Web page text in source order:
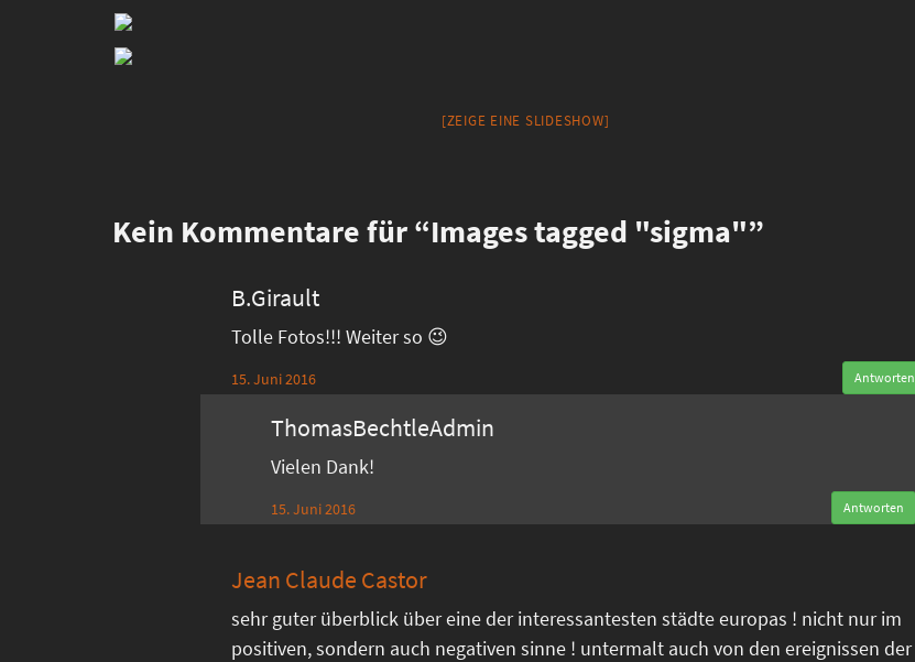
[ZEIGE EINE SLIDESHOW]
Kein Kommentare für “Images tagged "sigma"”
B.Girault
Tolle Fotos!!! Weiter so 😉
15. Juni 2016 Antworten
ThomasBechtleAdmin
Vielen Dank!
15. Juni 2016 Antworten
Jean Claude Castor
sehr guter überblick über eine der interessantesten städte europas ! nicht nur im
positiven, sondern auch negativen sinne ! untermalt auch von den ereignissen der